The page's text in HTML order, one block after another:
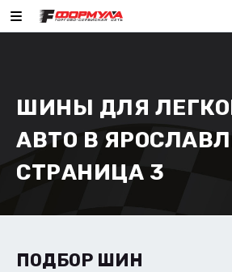
ШИНЫ ДЛЯ
АВТО В
СТРАНИЦА 3
ПОДБОР ШИН